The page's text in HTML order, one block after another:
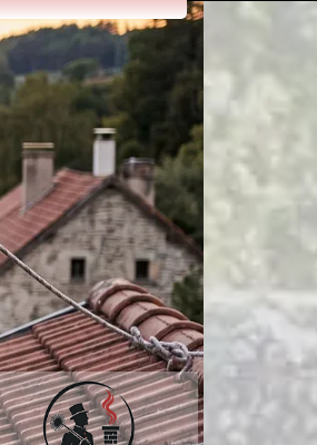
philippe poivet
Très professionnel et fort